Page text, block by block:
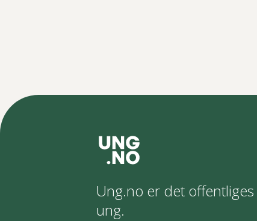
Ung.no er det
ung.